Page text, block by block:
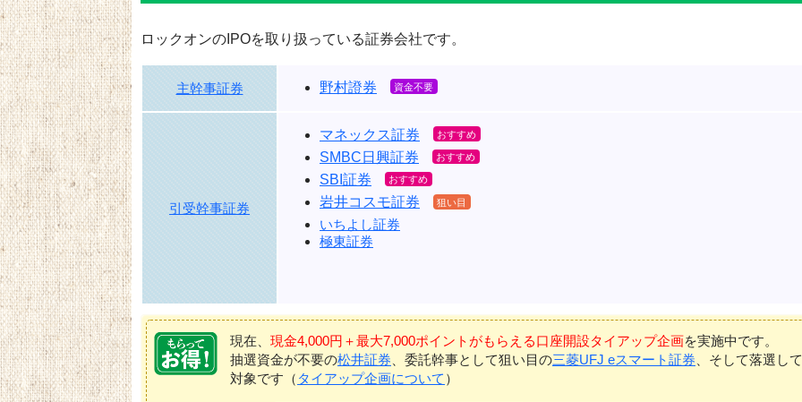
ロックオンのIPOを取り扱っている証券会社です。
主幹事証券 野村證券
引受幹事証券
マネックス証券
SMBC日興証券
SBI証券
岩井コスモ証券
いちよし証券
極東証券
現在、 現金4,000円＋最大7,000ポイントがもらえる口座開設タイアップ企画を実施中です。
抽選資金が不要の松井証券 、委託幹事として狙い目の三菱UFJ eスマート証券 、そして落選し
対象です（ タイアップ企画について ）